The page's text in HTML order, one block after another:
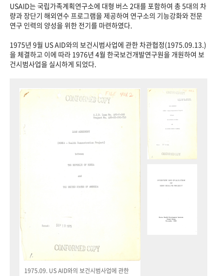
USAID는 국립가족계획연구소에 대형 버스 2대를 포함하여 총 5대의 차
량과 장단기 해외연수 프로그램을 제공하여 연구소의 기능강화와 전문
연구 인력의 양성을 위한 전기를 마련하였다.
1975년 9월 US AID와의 보건시범사업에 관한 차관협정(1975.09.13.)
을 체결하고 이에 따라 1976년 4월 한국보건개발연구원을 개원하여 보
건시범사업을 실시하게 되었다.
1975.09. US AID와의 보건시범사업에 관한